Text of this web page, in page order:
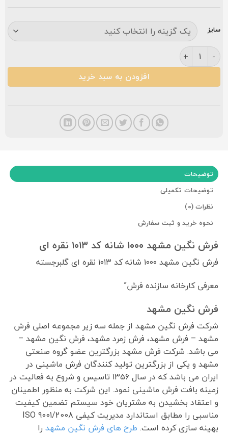
سایز
فرش نگین مشهد ۱۰۰۰ شانه کد ۱۰۱۳ نقره ای گلبرجسته عدد
افزودن به سبد خرید
توضیحات
توضیحات تکمیلی
نظرات (0)
نحوه خرید و ثبت سفارش
فرش نگین مشهد ۱۰۰۰ شانه کد ۱۰۱۳ نقره ای
فرش نگین مشهد ۱۰۰۰ شانه کد ۱۰۱۳ نقره ای گلبرجسته
معرفی کارخانه سازنده فرش”
فرش نگین مشهد
شرکت فرش نگین مشهد از جمله سه زیر مجموعه اصلی فرش
مشهد – فرش مشهد، فرش زمرد مشهد، فرش نگین مشهد –
می باشد. شرکت فرش مشهد بزرگترین عضو گروه صنعتی
مشهد و یکی از بزرگترین تولید کنندگان فرش ماشینی در
ایران می باشد که در سال ۱۳۵۶ تاسیس و شروع به فعالیت در
زمینه بافت فرش ماشینی نمود. این شرکت به منظور اطمینان
و اعتقاد بخشیدن به مشتریان خود سیستم تضمین کیفیت
مناسبی را مطابق استاندارد مدیریت کیفی ISO 9001/2008
بهینه سازی کرده است. طرح های فرش نگین مشهدرا